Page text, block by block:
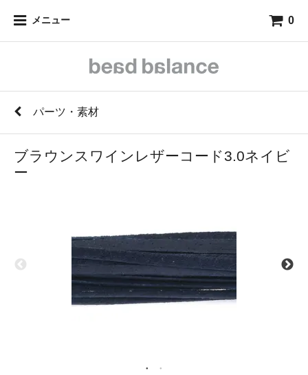
メニュー 0
パーツ・素材
ブラウンスワインレザーコード3.0ネイビ
ー